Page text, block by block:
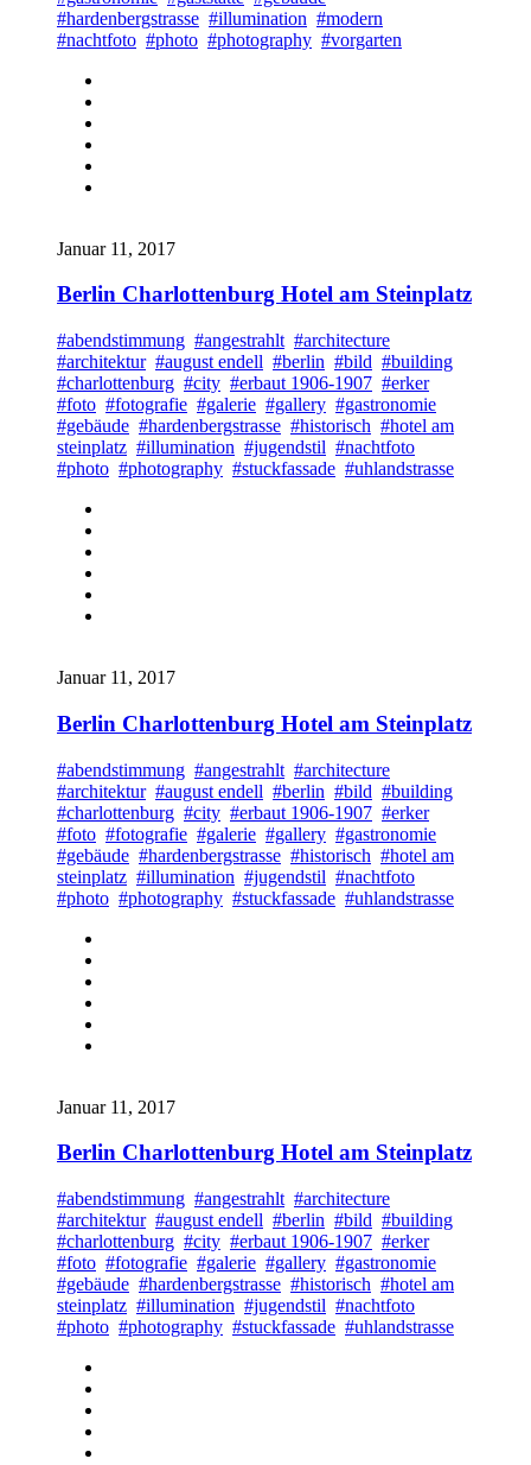
#hardenbergstrasse #illumination #modern
#nachtfoto #photo #photography #vorgarten
Januar 11, 2017
Berlin Charlottenburg Hotel am Steinplatz
#abendstimmung #angestrahlt #architecture
#architektur #august endell #berlin #bild #building
#charlottenburg #city #erbaut 1906-1907 #erker
#foto #fotografie #galerie #gallery #gastronomie
#gebäude #hardenbergstrasse #historisch #hotel am
steinplatz #illumination #jugendstil #nachtfoto
#photo #photography #stuckfassade #uhlandstrasse
Januar 11, 2017
Berlin Charlottenburg Hotel am Steinplatz
#abendstimmung #angestrahlt #architecture
#architektur #august endell #berlin #bild #building
#charlottenburg #city #erbaut 1906-1907 #erker
#foto #fotografie #galerie #gallery #gastronomie
#gebäude #hardenbergstrasse #historisch #hotel am
steinplatz #illumination #jugendstil #nachtfoto
#photo #photography #stuckfassade #uhlandstrasse
Januar 11, 2017
Berlin Charlottenburg Hotel am Steinplatz
#abendstimmung #angestrahlt #architecture
#architektur #august endell #berlin #bild #building
#charlottenburg #city #erbaut 1906-1907 #erker
#foto #fotografie #galerie #gallery #gastronomie
#gebäude #hardenbergstrasse #historisch #hotel am
steinplatz #illumination #jugendstil #nachtfoto
#photo #photography #stuckfassade #uhlandstrasse